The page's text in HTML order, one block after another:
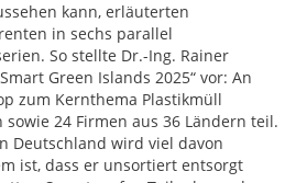
kann, erläuterten
in sechs parallel
So stellte Dr.-Ing. Rainer
Green Islands 2025“ vor: An
zum Kernthema Plastikmüll
24 Firmen aus 36 Ländern teil.
Deutschland wird viel davon
ist, dass er unsortiert entsorgt